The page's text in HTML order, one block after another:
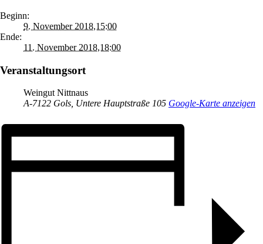
Beginn:
9. November 2018,15:00
Ende:
11. November 2018,18:00
Veranstaltungsort
Weingut Nittnaus
A-7122 Gols, Untere Hauptstraße 105 Google-Karte anzeigen